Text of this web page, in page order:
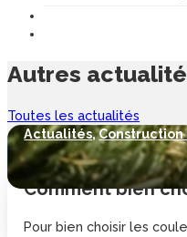
Autres
Toutes les actualités
Actualités,Construction
Comment bien
Pour bien choisir les